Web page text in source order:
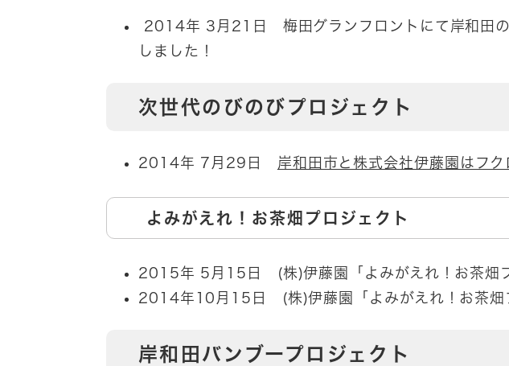
2014年 3月21日 梅田グランフロントにて岸和田の
しました！
次世代のびのびプロジェクト
2014年 7月29日 岸和田市と株式会社伊藤園はフク
よみがえれ！お茶畑プロジェクト
2015年 5月15日 (株)伊藤園「よみがえれ！お茶畑
2014年10月15日 (株)伊藤園「よみがえれ！お茶畑
岸和田バンブープロジェクト